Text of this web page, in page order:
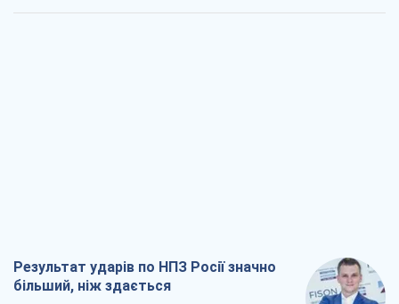
Результат ударів по НПЗ Росії значно
більший, ніж здається